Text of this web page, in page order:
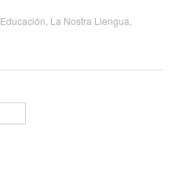
Educación La Nostra Llengua